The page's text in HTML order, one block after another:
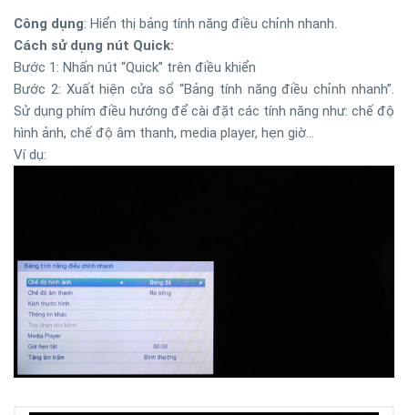
Công dụng: Hiển thị bảng tính năng điều chỉnh nhanh.
Cách sử dụng nút Quick:
Bước 1: Nhấn nút “Quick” trên điều khiển
Bước 2: Xuất hiện cửa sổ “Bảng tính năng điều chỉnh nhanh”.
Sử dụng phím điều hướng để cài đặt các tính năng như: chế độ
hình ảnh, chế độ âm thanh, media player, hẹn giờ...
Ví dụ: